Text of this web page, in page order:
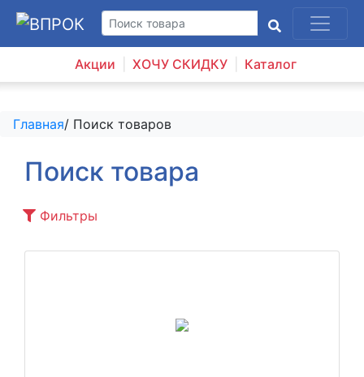
Акции ХОЧУ СКИДКУ Каталог
Главная/ Поиск товаров
Поиск товара
Фильтры